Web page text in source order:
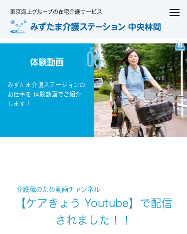
東京海上グループの在宅介護サービス
体験動画
みずたま介護ステーションの
お仕事を 体験動画でご紹介
します！
介護職のため動画チャンネル
【ケアきょう Youtube】で配信
されました！！